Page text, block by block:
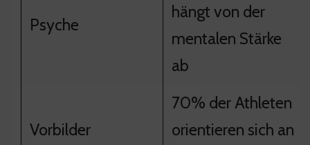
Psyche
hängt von der
mentalen Stärke
ab
Vorbilder
70% der Athleten
orientieren sich an